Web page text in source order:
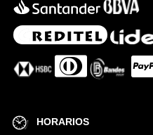
HORARIOS